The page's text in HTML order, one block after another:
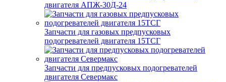
двигателя АПЖ-30Д-24
Запчасти для газовых предпусковых
подогревателей двигателя 15ТСГ
Запчасти для предпусковых подогревателей
двигателя Севермакс